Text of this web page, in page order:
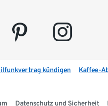
pinterest instagram
kündigen Kaffee-
Datenschutz und Sicherheit